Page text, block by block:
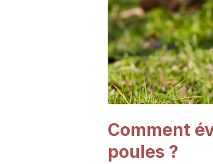
Comment
poules ?